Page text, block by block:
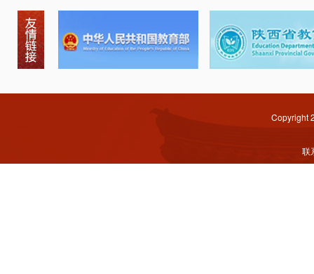
Copyright
联